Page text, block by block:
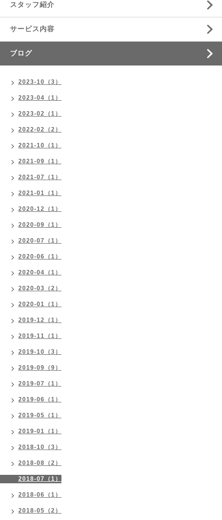
スタッフ紹介
サービス内容
ブログ
2023-10（3）
2023-04（1）
2023-02（1）
2022-02（2）
2021-10（1）
2021-09（1）
2021-07（1）
2021-01（1）
2020-12（1）
2020-09（1）
2020-07（1）
2020-06（1）
2020-04（1）
2020-03（2）
2020-01（1）
2019-12（1）
2019-11（1）
2019-10（3）
2019-09（9）
2019-07（1）
2019-06（1）
2019-05（1）
2019-01（1）
2018-10（3）
2018-08（2）
2018-07（1）
2018-06（1）
2018-05（2）